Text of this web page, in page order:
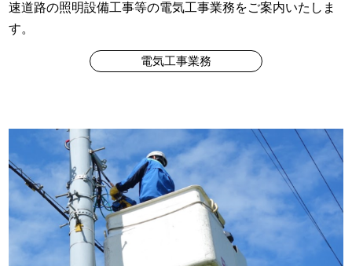
速道路の照明設備工事等の電気工事業務をご案内いたしま
す。
電気工事業務